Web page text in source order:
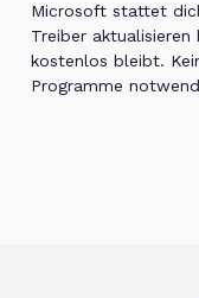
Microsoft stattet
Treiber aktualisieren
kostenlos bleibt.
Programme